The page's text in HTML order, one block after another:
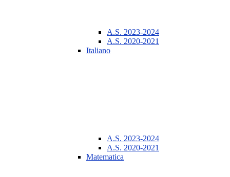
A.S. 2023-2024
A.S. 2020-2021
Italiano
A.S. 2023-2024
A.S. 2020-2021
Matematica